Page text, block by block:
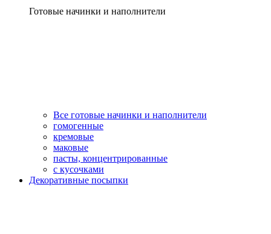
Готовые начинки и наполнители
Все готовые начинки и наполнители
гомогенные
кремовые
маковые
пасты, концентрированные
с кусочками
Декоративные посыпки